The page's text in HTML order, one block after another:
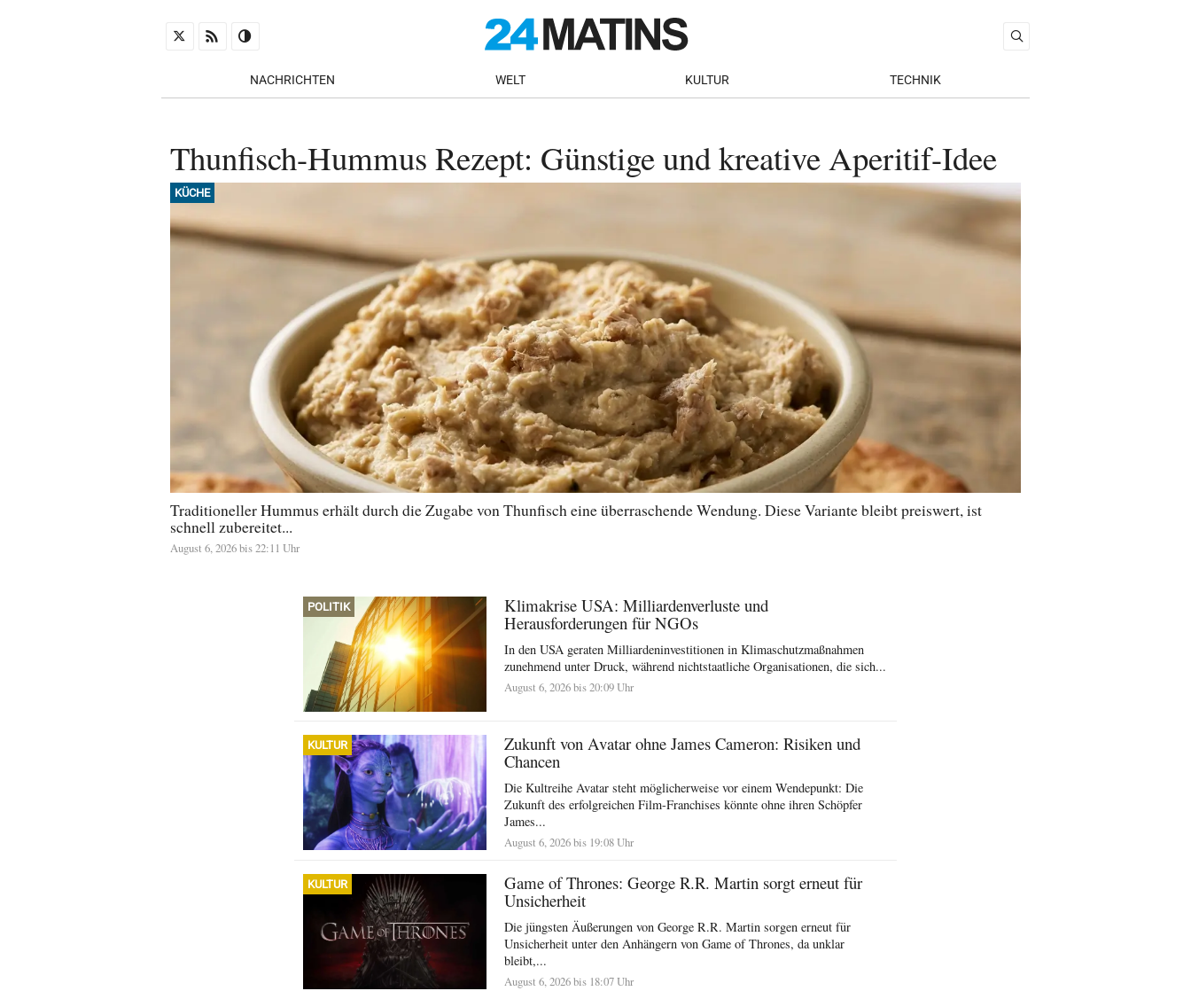
NACHRICHTEN WELT KULTUR TECHNIK
Thunfisch-Hummus Rezept: Günstige und kreative Aperitif-Idee
KÜCHE
Traditioneller Hummus erhält durch die Zugabe von Thunfisch eine überraschende Wendung. Diese Variante bleibt preiswert, ist
schnell zubereitet...
August 6, 2026 bis 22:11 Uhr
POLITIK
Klimakrise USA: Milliardenverluste und
Herausforderungen für NGOs
In den USA geraten Milliardeninvestitionen in Klimaschutzmaßnahmen
zunehmend unter Druck, während nichtstaatliche Organisationen, die sich...
August 6, 2026 bis 20:09 Uhr
KULTUR
Zukunft von Avatar ohne James Cameron: Risiken und
Chancen
Die Kultreihe Avatar steht möglicherweise vor einem Wendepunkt: Die
Zukunft des erfolgreichen Film-Franchises könnte ohne ihren Schöpfer
James...
August 6, 2026 bis 19:08 Uhr
KULTUR
Game of Thrones: George R.R. Martin sorgt erneut für
Unsicherheit
Die jüngsten Äußerungen von George R.R. Martin sorgen erneut für
Unsicherheit unter den Anhängern von Game of Thrones, da unklar
bleibt,...
August 6, 2026 bis 18:07 Uhr